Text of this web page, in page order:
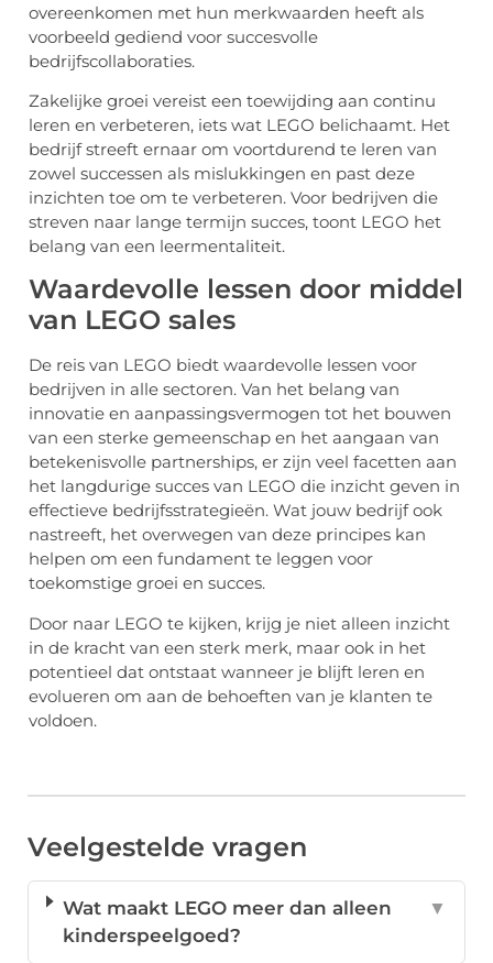
overeenkomen met hun merkwaarden heeft als
voorbeeld gediend voor succesvolle
bedrijfscollaboraties.
Zakelijke groei vereist een toewijding aan continu
leren en verbeteren, iets wat LEGO belichaamt. Het
bedrijf streeft ernaar om voortdurend te leren van
zowel successen als mislukkingen en past deze
inzichten toe om te verbeteren. Voor bedrijven die
streven naar lange termijn succes, toont LEGO het
belang van een leermentaliteit.
Waardevolle lessen door middel
van LEGO sales
De reis van LEGO biedt waardevolle lessen voor
bedrijven in alle sectoren. Van het belang van
innovatie en aanpassingsvermogen tot het bouwen
van een sterke gemeenschap en het aangaan van
betekenisvolle partnerships, er zijn veel facetten aan
het langdurige succes van LEGO die inzicht geven in
effectieve bedrijfsstrategieën. Wat jouw bedrijf ook
nastreeft, het overwegen van deze principes kan
helpen om een fundament te leggen voor
toekomstige groei en succes.
Door naar LEGO te kijken, krijg je niet alleen inzicht
in de kracht van een sterk merk, maar ook in het
potentieel dat ontstaat wanneer je blijft leren en
evolueren om aan de behoeften van je klanten te
voldoen.
Veelgestelde vragen
Wat maakt LEGO meer dan alleen
kinderspeelgoed?
▼